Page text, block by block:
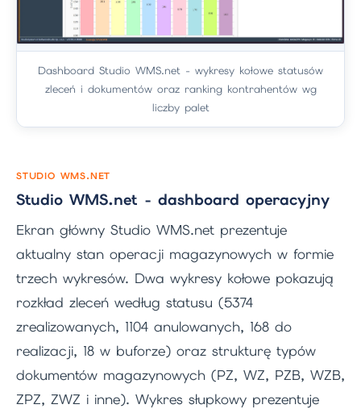
Dashboard Studio WMS.net - wykresy kołowe statusów
zleceń i dokumentów oraz ranking kontrahentów wg
liczby palet
STUDIO WMS.NET
Studio WMS.net - dashboard operacyjny
Ekran główny Studio WMS.net prezentuje
aktualny stan operacji magazynowych w formie
trzech wykresów. Dwa wykresy kołowe pokazują
rozkład zleceń według statusu (5374
zrealizowanych, 1104 anulowanych, 168 do
realizacji, 18 w buforze) oraz strukturę typów
dokumentów magazynowych (PZ, WZ, PZB, WZB,
ZPZ, ZWZ i inne). Wykres słupkowy prezentuje